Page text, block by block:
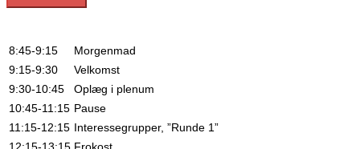
8:45-9:15
Morgenmad
9:15-9:30
Velkomst
9:30-10:45
Oplæg i plenum
10:45-11:15 Pause
11:15-12:15 Interessegrupper, ”Runde 1”